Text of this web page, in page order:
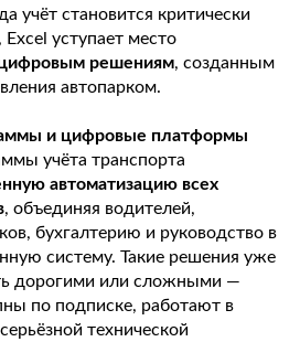
учёт становится критически
уступает место
решениям, созданным
автопарком.
и цифровые платформы
учёта транспорта
автоматизацию всех
, объединяя водителей,
бухгалтерию и руководство в
систему. Такие решения уже
дорогими или сложными —
по подписке, работают в
технической